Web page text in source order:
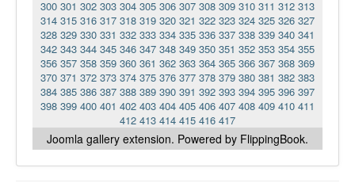
300 301 302 303 304 305 306 307 308 309 310 311 312 313
314 315 316 317 318 319 320 321 322 323 324 325 326 327
328 329 330 331 332 333 334 335 336 337 338 339 340 341
342 343 344 345 346 347 348 349 350 351 352 353 354 355
356 357 358 359 360 361 362 363 364 365 366 367 368 369
370 371 372 373 374 375 376 377 378 379 380 381 382 383
384 385 386 387 388 389 390 391 392 393 394 395 396 397
398 399 400 401 402 403 404 405 406 407 408 409 410 411
412 413 414 415 416 417
Joomla gallery extension. Powered by FlippingBook.